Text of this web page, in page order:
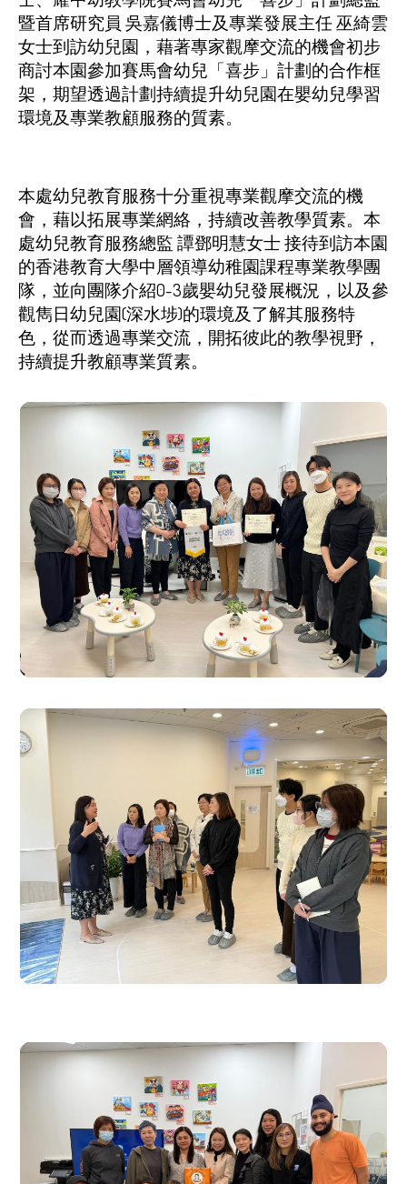
暨首席研究員 吳嘉儀博士及專業發展主任巫綺雲
女士到訪幼兒園 ，藉著專家觀摩交流的機會初步
商討本園參加賽馬會幼兒「喜步」計劃的合作框
架，期望透過計劃持續提升幼兒園在嬰幼兒學習
環境及專業教顧服務的質素。
本處幼兒教育服務十分重視專業觀摩交流的機
會，藉以拓展專業網絡，持續改善教學質素。本
處幼兒教育服務總監 譚鄧明慧女士 接待到訪本園
的香港教育大學中層領導幼稚園課程專業教學團
隊，並向團隊介紹0-3歲嬰幼兒發展概況，以及參
觀雋日幼兒園(深水埗)的環境及了解其服務特
色，從而透過專業交流，開拓彼此的教學視野，
持續提升教顧專業質素。